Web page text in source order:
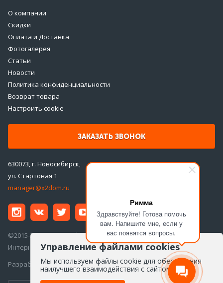
Римма
Здравствуйте! Готова помочь
вам. Напишите мне, если у
вас появятся вопросы.
О компании
Скидки
Оплата и Доставка
Фотогалерея
Статьи
Новости
Политика конфиденциальности
Возврат товара
Настроить cookie
ЗАКАЗАТЬ ЗВОНОК
630073, г. Новосибирск,
ул. Стартовая 1
manager@x2dom.ru
©2015-2026 ООО «ДаблДом»
Интернет-магазин инженерной сантехники
Разработка сайта —Айкон
Управление файлами cookies
Мы используем файлы cookie для обеспечения
наилучшего взаимодействия с сайтом